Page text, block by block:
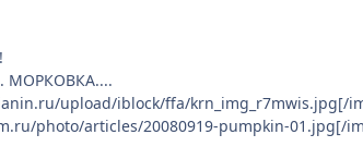
МОРКОВКА....
upload/iblock/ffa/krn_img_r7mwis.jpg[/
photo/articles/20080919-pumpkin-01.jpg[/